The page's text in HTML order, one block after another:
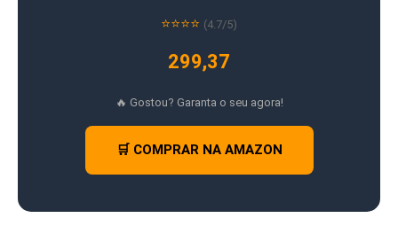
⭐⭐⭐⭐ (4.7/5)
299,37
🔥 Gostou? Garanta o seu agora!
🛒 COMPRAR NA AMAZON